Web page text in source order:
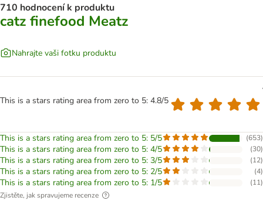
710 hodnocení k produktu
catz finefood Meatz
Nahrajte vaši fotku produktu
This is a stars rating area from zero to 5: 4.8/5
This is a stars rating area from zero to 5: 5/5 (653)
This is a stars rating area from zero to 5: 4/5 (30)
This is a stars rating area from zero to 5: 3/5 (12)
This is a stars rating area from zero to 5: 2/5 (4)
This is a stars rating area from zero to 5: 1/5 (11)
Zjistěte, jak spravujeme recenze